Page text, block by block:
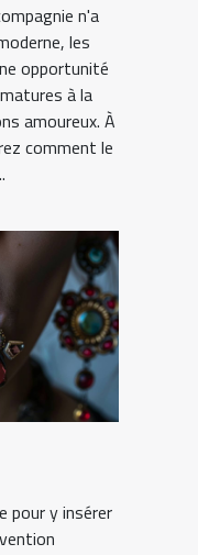
n'a
les
opportunité
à la
amoureux. À
comment le
pour y insérer